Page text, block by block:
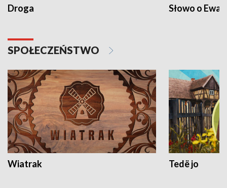
Droga Słowo o
SPOŁECZEŃSTWO
Wiatrak Tedë jo